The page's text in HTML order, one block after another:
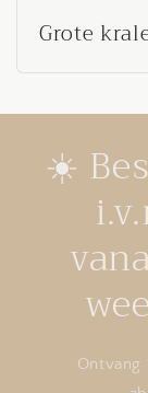
Grote
☀️
Ontvang